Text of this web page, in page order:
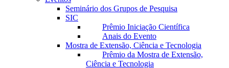
Seminário dos Grupos de Pesquisa
SIC
Prêmio Iniciação Científica
Anais do Evento
Mostra de Extensão, Ciência e Tecnologia
Prêmio da Mostra de Extensão,
Ciência e Tecnologia